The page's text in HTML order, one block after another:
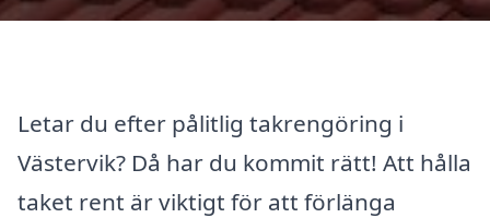
Letar du efter pålitlig takrengöring i
Västervik? Då har du kommit rätt! Att hålla
taket rent är viktigt för att förlänga